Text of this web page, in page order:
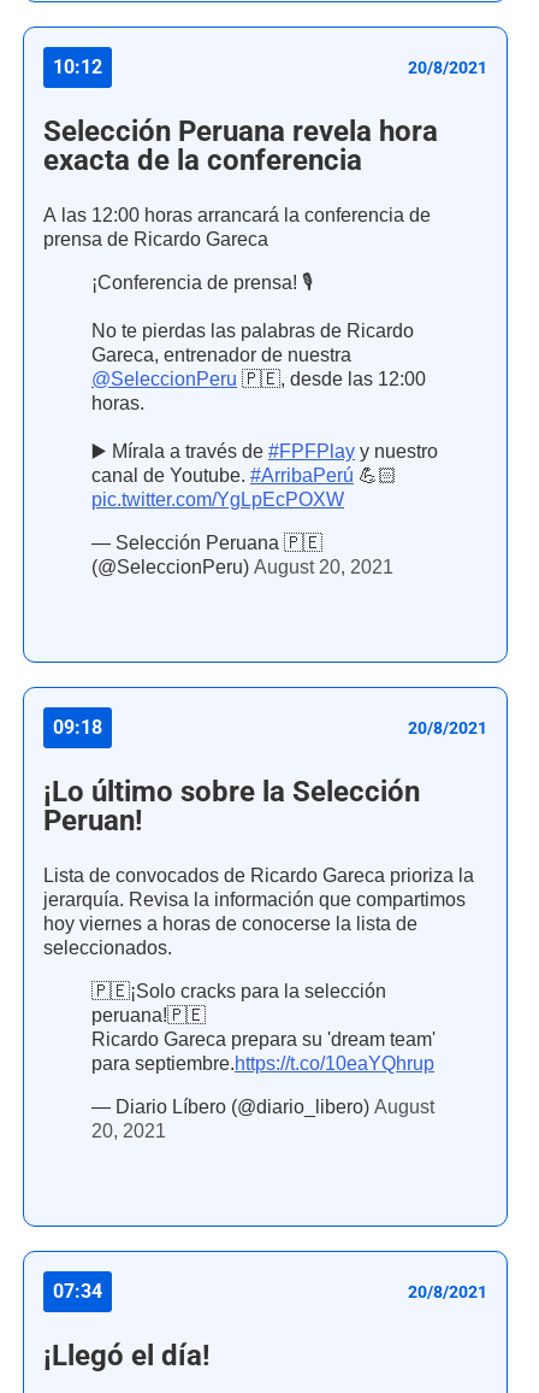
10:12 20/8/2021
Selección Peruana revela hora
exacta de la conferencia
A las 12:00 horas arrancará la conferencia de
prensa de Ricardo Gareca
¡Conferencia de prensa! 🎙
No te pierdas las palabras de Ricardo
Gareca, entrenador de nuestra
@SeleccionPeru 🇵🇪, desde las 12:00
horas.
▶️ Mírala a través de #FPFPlay y nuestro
canal de Youtube. #ArribaPerú 💪🏻
pic.twitter.com/YgLpEcPOXW
— Selección Peruana 🇵🇪
(@SeleccionPeru) August 20, 2021
09:18 20/8/2021
¡Lo último sobre la Selección
Peruan!
Lista de convocados de Ricardo Gareca prioriza la
jerarquía. Revisa la información que compartimos
hoy viernes a horas de conocerse la lista de
seleccionados.
🇵🇪¡Solo cracks para la selección
peruana!🇵🇪
Ricardo Gareca prepara su 'dream team'
para septiembre.https://t.co/10eaYQhrup
— Diario Líbero (@diario_libero) August
20, 2021
07:34 20/8/2021
¡Llegó el día!